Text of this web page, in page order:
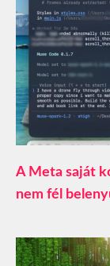
A Meta saját
nem fél